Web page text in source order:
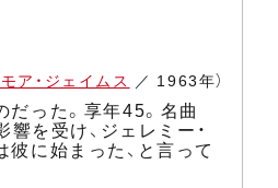
ア・ジェイムス ／ 1963年）
った。享年45。名曲
を受け、ジェレミー・
に始まった、と言って